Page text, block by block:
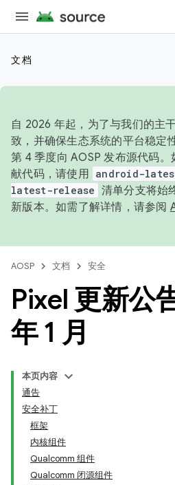
文档
自 2026 年起，为了与我们的主
致，并确保生态系统的平台稳定
第 4 季度向 AOSP 发布源代码
献代码，请使用 android-
latest-release 清单分支将始
新版本。如需了解详情，请参阅
AOSP 文档 安全
Pixel 更新公
年 1 月
本页内容
通告
安全补丁
框架
内核组件
Qualcomm 组件
Qualcomm 闭源组件